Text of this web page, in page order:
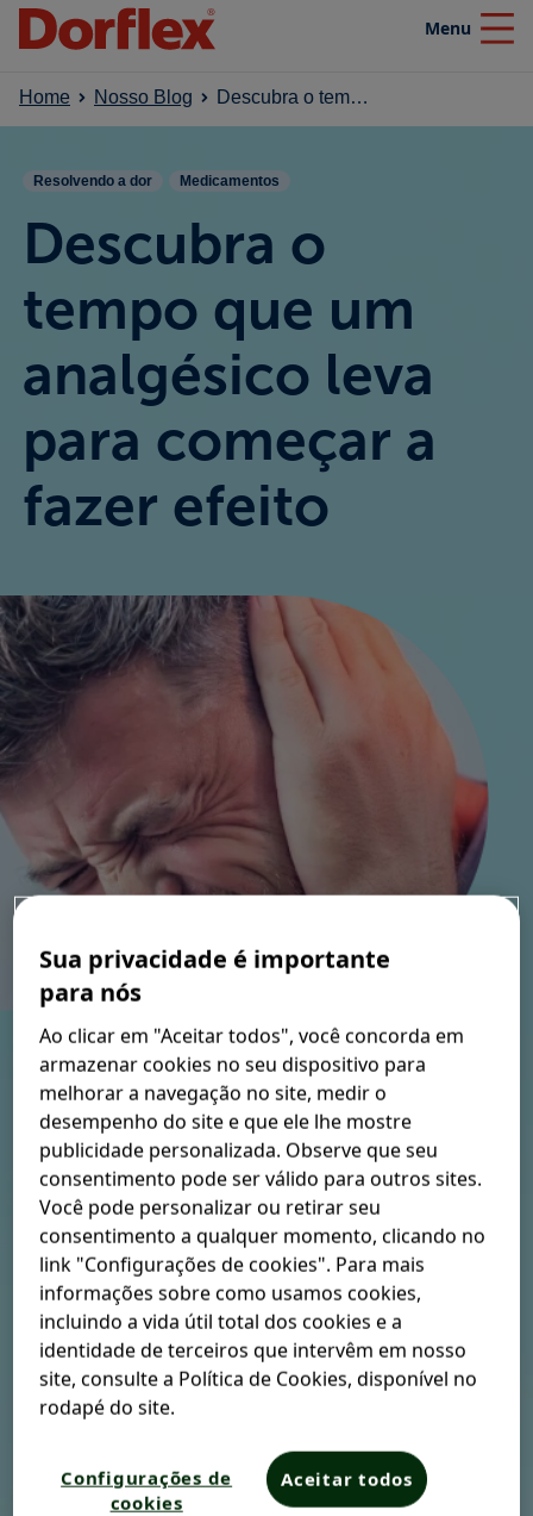
Menu
Close
Home
Nosso blog
Efeito SuperaDor
Campanhas
FAQ
Onde Comprar
Home Nosso Blog Descubra o tempo que um analgésico leva para começar a fazer efeito
Resolvendo a dor Medicamentos
Descubra o
tempo que um
analgésico leva
para começar a
fazer efeito
A dor é uma experiência sensorial e emocional
desagradável que funciona como alerta de danos ao
organismo. De modo frequente, pacientes fazem
automedicação com analgésicos de venda livre para
alívio da dor sem conhecimento prévio sobre os
mesmos.1 2 3No entanto, entender como esse tipo de
medicação atua sobre a dor no corpo e em quanto
tempo um analgésico começa a fazer efeito pode ajudar
a fazer com que o uso de remédios para dor aconteça de
forma racional. Confira!
Como um analgésico
inibe a dor no corpo?
Sua privacidade é importante
para nós
Ao clicar em "Aceitar todos", você concorda em
armazenar cookies no seu dispositivo para
melhorar a navegação no site, medir o
desempenho do site e que ele lhe mostre
publicidade personalizada. Observe que seu
consentimento pode ser válido para outros sites.
Você pode personalizar ou retirar seu
consentimento a qualquer momento, clicando no
link "Configurações de cookies". Para mais
informações sobre como usamos cookies,
incluindo a vida útil total dos cookies e a
identidade de terceiros que intervêm em nosso
site, consulte a Política de Cookies, disponível no
rodapé do site.
Configurações de
cookies
Aceitar todos